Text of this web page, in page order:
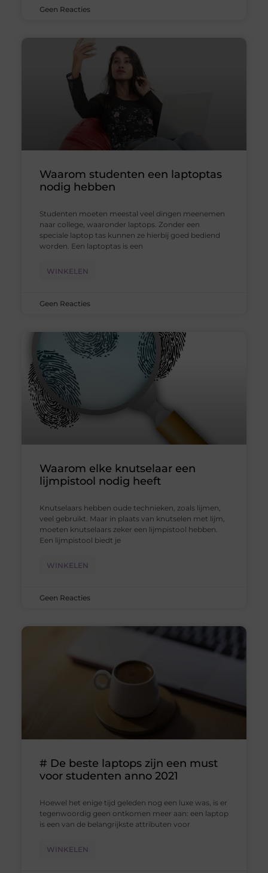
Geen Reacties
Waarom studenten een laptoptas
nodig hebben
Studenten moeten meestal veel dingen meenemen
naar college, waaronder laptops. Zonder een
speciale laptop tas kunnen ze hierbij goed bediend
worden. Een laptoptas is een
WINKELEN
Geen Reacties
Waarom elke knutselaar een
lijmpistool nodig heeft
Knutselaars hebben oude technieken, zoals lijmen,
veel gebruikt. Maar in plaats van knutselen met lijm,
moeten knutselaars zeker een lijmpistool hebben.
Een lijmpistool biedt je
WINKELEN
Geen Reacties
# De beste laptops zijn een must
voor studenten anno 2021
Hoewel het enige tijd geleden nog een luxe was, is er
tegenwoordig geen ontkomen meer aan: een laptop
is een van de belangrijkste attributen voor
WINKELEN